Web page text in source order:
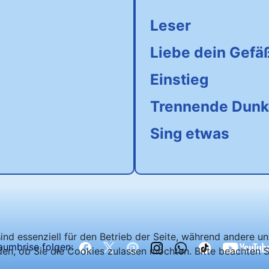
Leser
Liebe dein
Einstieg
Trennende
Sing etwas
folgen:
essenziell für den Betrieb der Seite, während andere
ob Sie die Cookies zulassen möchten. Bitte